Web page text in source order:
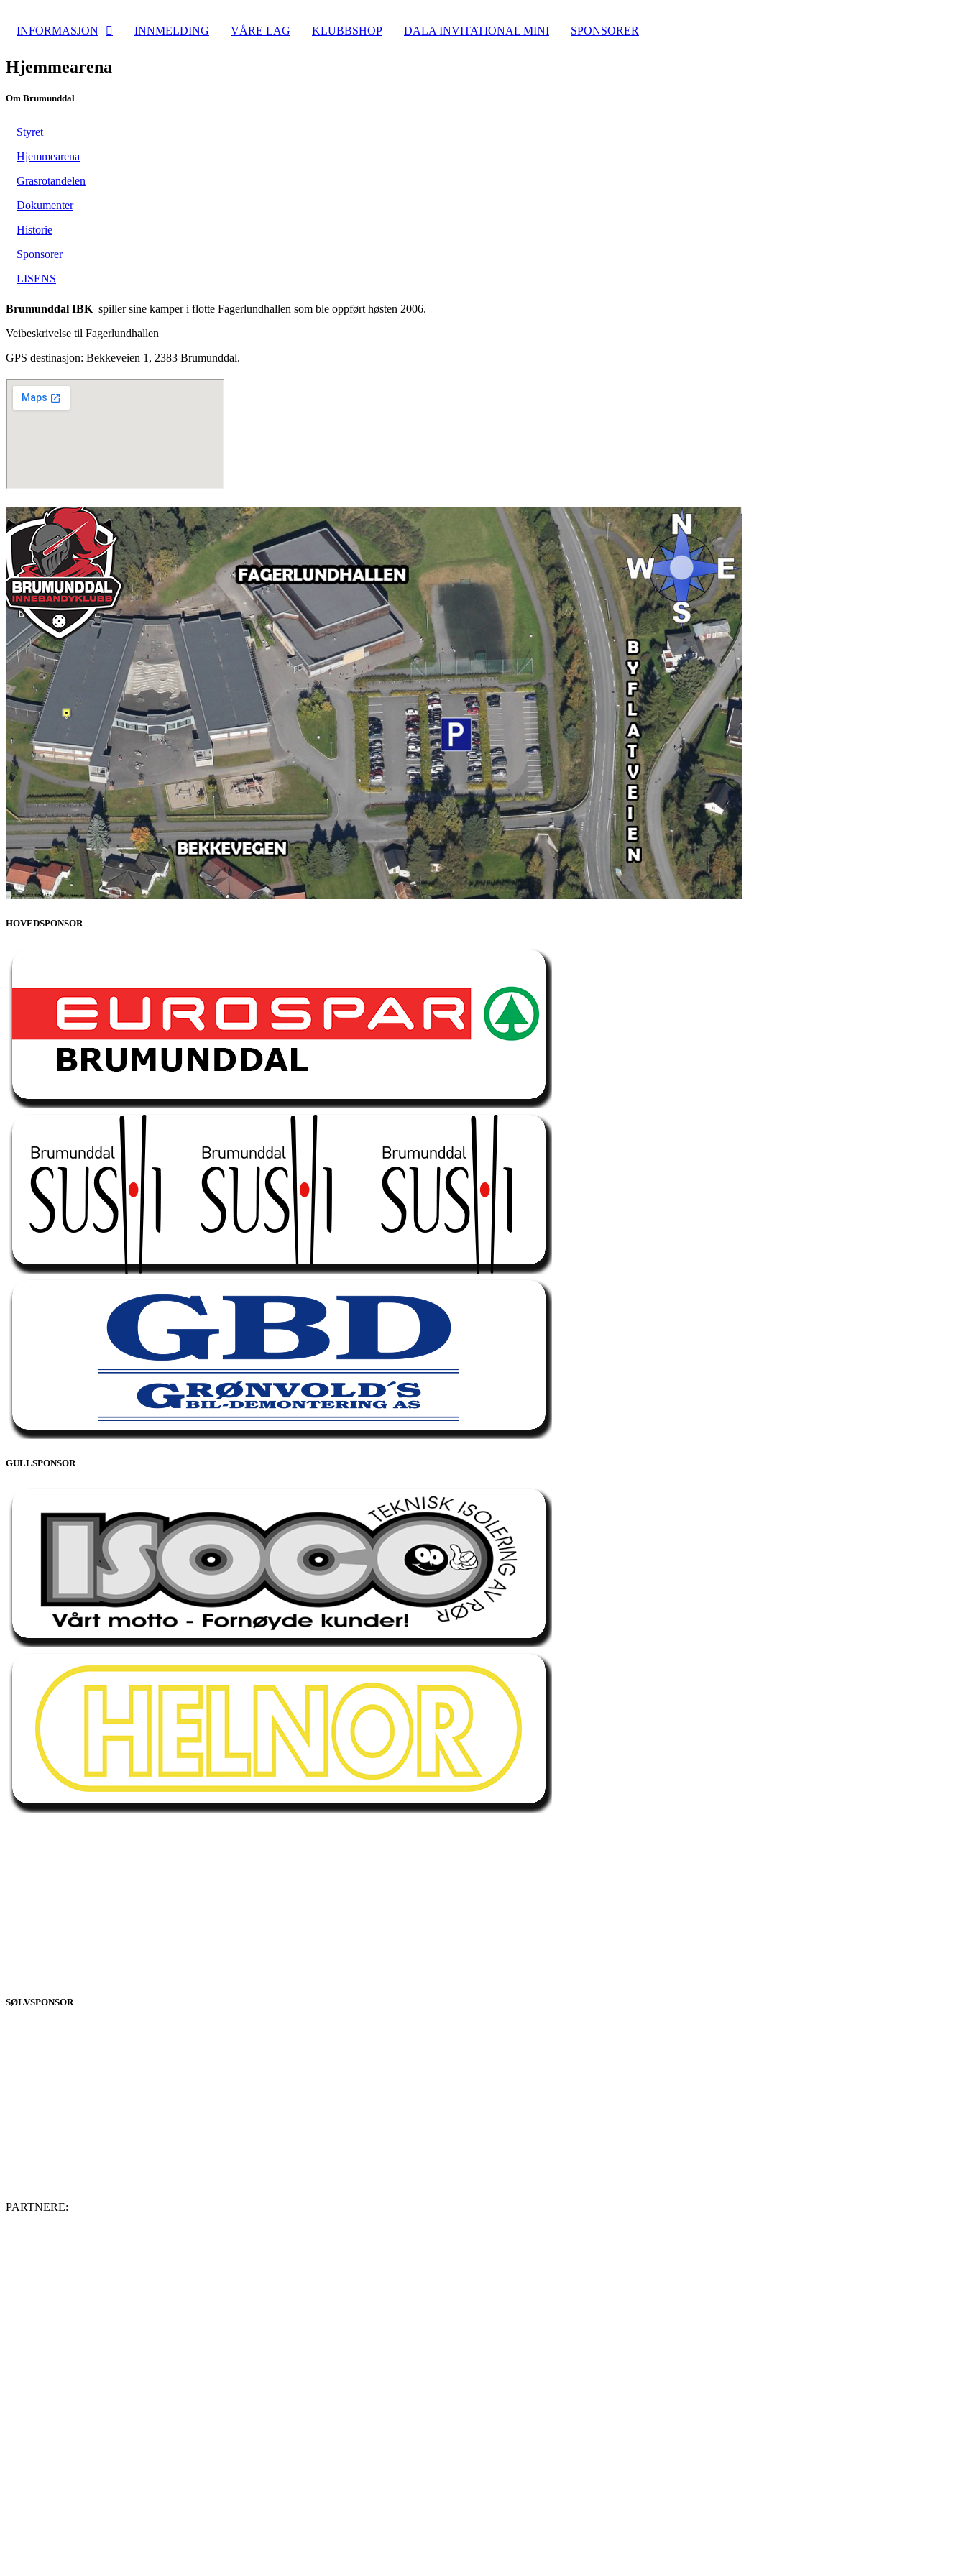
INFORMASJON INNMELDING VÅRE LAG KLUBBSHOP DALA INVITATIONAL MINI SPONSORER
Hjemmearena
Om Brumunddal
Styret
Hjemmearena
Grasrotandelen
Dokumenter
Historie
Sponsorer
LISENS
Brumunddal IBK spiller sine kamper i flotte Fagerlundhallen som ble oppført høsten 2006.
Veibeskrivelse til Fagerlundhallen
GPS destinasjon: Bekkeveien 1, 2383 Brumunddal.
HOVEDSPONSOR
GULLSPONSOR
SØLVSPONSOR
PARTNERE: